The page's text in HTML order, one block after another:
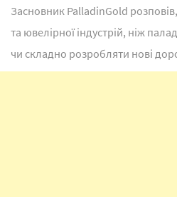
Засновник PalladinGold
та ювелірної індустрій, ніж
чи складно розробляти нові